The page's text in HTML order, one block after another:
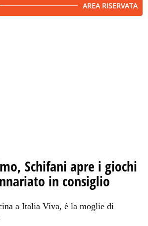
AREA RISERVATA
Schifani apre i giochi
in consiglio
a Italia Viva, è la moglie di